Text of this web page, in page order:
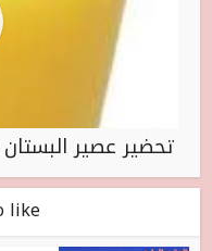
تحضير عصير
like